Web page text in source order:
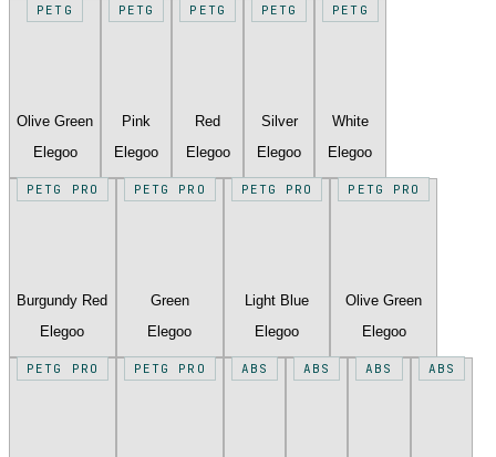
PETG
Olive Green
Elegoo
PETG
Pink
Elegoo
PETG
Red
Elegoo
PETG
Silver
Elegoo
PETG
White
Elegoo
PETG PRO
Burgundy Red
Elegoo
PETG PRO
Green
Elegoo
PETG PRO
Light Blue
Elegoo
PETG PRO
Olive Green
Elegoo
PETG PRO PETG PRO ABS ABS ABS ABS